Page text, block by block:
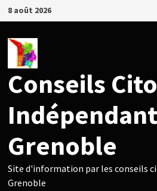
Passer
au
contenu
8 août 2026
Conseils
Grenoble
Site d'information par les conseils
Grenoble